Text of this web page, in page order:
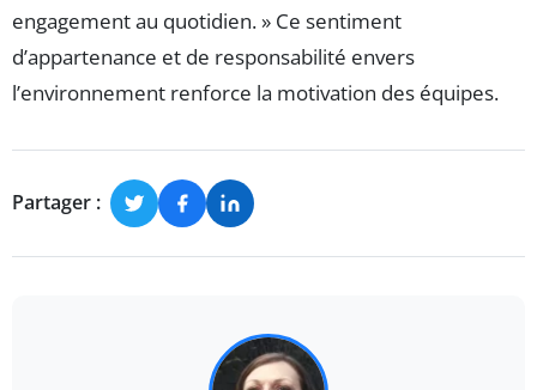
engagement au quotidien. » Ce sentiment
d’appartenance et de responsabilité envers
l’environnement renforce la motivation des équipes.
Partager :